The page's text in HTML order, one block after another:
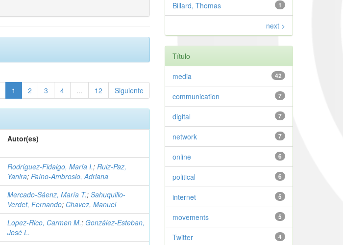
1 2 3 4 ... 12 Siguiente
Autor(es)
Rodríguez-Fidalgo, María I.;Ruiz-Paz,
Yanira;Paíno-Ambrosio, Adriana
Mercado-Sáenz, María T.;Sahuquillo-
Verdet, Fernando; Chavez, Manuel
Lopez-Rico, Carmen M.; González-Esteban,
José L.
1
Billard, Thomas
next >
Título
42
media
7
communication
7
digital
7
network
6
online
6
political
5
internet
5
movements
4
Twitter